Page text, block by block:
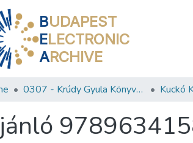
BUDAPEST
ELECTRONIC
ARCHIVE
0307 - Krúdy Gyula Könyvtár Kuckó